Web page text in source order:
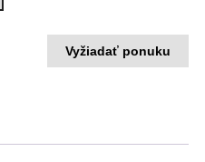
Vyžiadať ponuku